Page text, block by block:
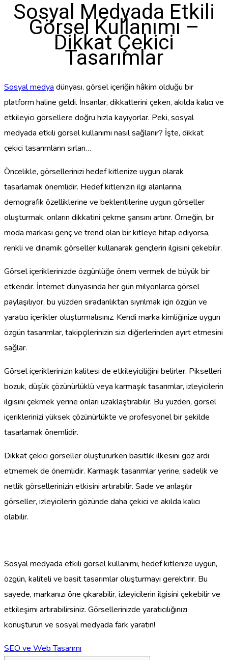
Sosyal Medyada Etkili
Görsel Kullanımı –
Dikkat Çekici
Tasarımlar
Sosyal medya dünyası, görsel içeriğin hâkim olduğu bir
platform haline geldi. İnsanlar, dikkatlerini çeken, akılda kalıcı ve
etkileyici görsellere doğru hızla kayıyorlar. Peki, sosyal
medyada etkili görsel kullanımı nasıl sağlanır? İşte, dikkat
çekici tasarımların sırları…
Öncelikle, görsellerinizi hedef kitlenize uygun olarak
tasarlamak önemlidir. Hedef kitlenizin ilgi alanlarına,
demografik özelliklerine ve beklentilerine uygun görseller
oluşturmak, onların dikkatini çekme şansını artırır. Örneğin, bir
moda markası genç ve trend olan bir kitleye hitap ediyorsa,
renkli ve dinamik görseller kullanarak gençlerin ilgisini çekebilir.
Görsel içeriklerinizde özgünlüğe önem vermek de büyük bir
etkendir. İnternet dünyasında her gün milyonlarca görsel
paylaşılıyor, bu yüzden sıradanlıktan sıyrılmak için özgün ve
yaratıcı içerikler oluşturmalısınız. Kendi marka kimliğinize uygun
özgün tasarımlar, takipçilerinizin sizi diğerlerinden ayırt etmesini
sağlar.
Görsel içeriklerinizin kalitesi de etkileyiciliğini belirler. Pikselleri
bozuk, düşük çözünürlüklü veya karmaşık tasarımlar, izleyicilerin
ilgisini çekmek yerine onları uzaklaştırabilir. Bu yüzden, görsel
içeriklerinizi yüksek çözünürlükte ve profesyonel bir şekilde
tasarlamak önemlidir.
Dikkat çekici görseller oluştururken basitlik ilkesini göz ardı
etmemek de önemlidir. Karmaşık tasarımlar yerine, sadelik ve
netlik görsellerinizin etkisini artırabilir. Sade ve anlaşılır
görseller, izleyicilerin gözünde daha çekici ve akılda kalıcı
olabilir.
Sosyal medyada etkili görsel kullanımı, hedef kitlenize uygun,
özgün, kaliteli ve basit tasarımlar oluşturmayı gerektirir. Bu
sayede, markanızı öne çıkarabilir, izleyicilerin ilgisini çekebilir ve
etkileşimi artırabilirsiniz. Görsellerinizde yaratıcılığınızı
konuşturun ve sosyal medyada fark yaratın!
SEO ve Web Tasarımı